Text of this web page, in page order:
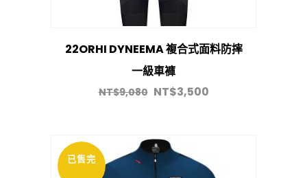
22ORHI DYNEEMA 複合式面料防摔
一級車褲
NT$9,080 NT$3,500
促銷
已售完